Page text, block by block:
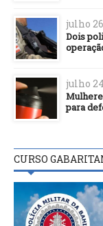
julho
Dois
julho
para
CURSO